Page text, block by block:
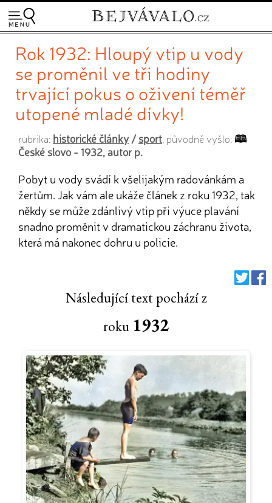
Rok 1932: Hloupý vtip u vody
se proměnil ve tři hodiny
trvající pokus o oživení téměř
utopené mladé dívky!
rubrika: historické články/sport , původně vyšlo:
České slovo - 1932, autor p.
Pobyt u vody svádí k všelijakým radovánkám a
žertům. Jak vám ale ukáže článek z roku 1932, tak
někdy se může zdánlivý vtip při výuce plavání
snadno proměnit v dramatickou záchranu života,
která má nakonec dohru u policie.
Následující text pochází z
roku 1932